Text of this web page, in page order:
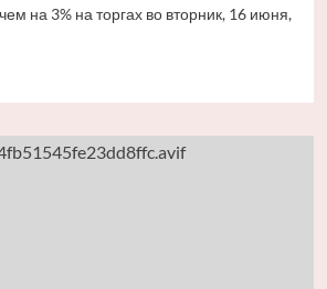
на 3% на торгах во вторник, 16 июня,